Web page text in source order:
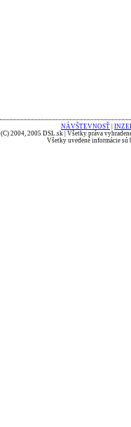
NÁVŠTEVNOSŤ
(C) 2004, 2005 DSL.sk | Všetky práva
Všetky uvedené informácie sú